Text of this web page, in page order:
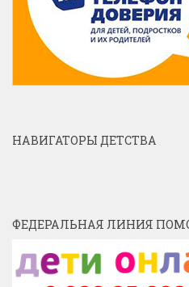
НАВИГАТОРЫ ДЕТСТВА
ФЕДЕРАЛЬНАЯ ЛИНИЯ